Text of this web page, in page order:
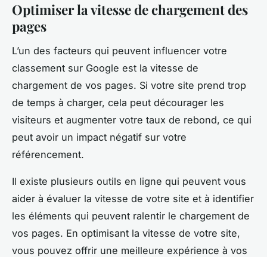
Optimiser la vitesse de chargement des
pages
L’un des facteurs qui peuvent influencer votre
classement sur Google est la vitesse de
chargement de vos pages. Si votre site prend trop
de temps à charger, cela peut décourager les
visiteurs et augmenter votre taux de rebond, ce qui
peut avoir un impact négatif sur votre
référencement.
Il existe plusieurs outils en ligne qui peuvent vous
aider à évaluer la vitesse de votre site et à identifier
les éléments qui peuvent ralentir le chargement de
vos pages. En optimisant la vitesse de votre site,
vous pouvez offrir une meilleure expérience à vos